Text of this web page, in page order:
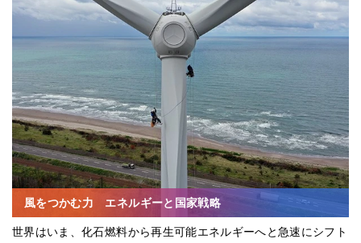
風をつかむ力 エネルギーと国家戦略
世界はいま、化石燃料から再生可能エネルギーへと急速にシフト